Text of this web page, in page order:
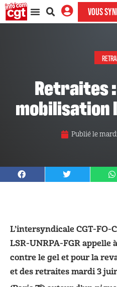
VOUS
Retraites : Appel à la
mobilisation
Publié le
L’intersyndicale CGT-FO-
LSR-UNRPA-FGR appelle
contre le gel et pour la
et des retraites mardi 3